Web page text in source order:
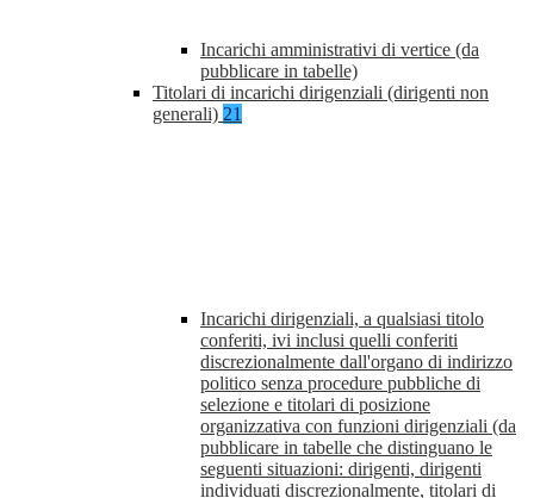
Incarichi amministrativi di vertice (da
pubblicare in tabelle)
Titolari di incarichi dirigenziali (dirigenti non
generali) 21
Incarichi dirigenziali, a qualsiasi titolo
conferiti, ivi inclusi quelli conferiti
discrezionalmente dall'organo di indirizzo
politico senza procedure pubbliche di
selezione e titolari di posizione
organizzativa con funzioni dirigenziali (da
pubblicare in tabelle che distinguano le
seguenti situazioni: dirigenti, dirigenti
individuati discrezionalmente, titolari di